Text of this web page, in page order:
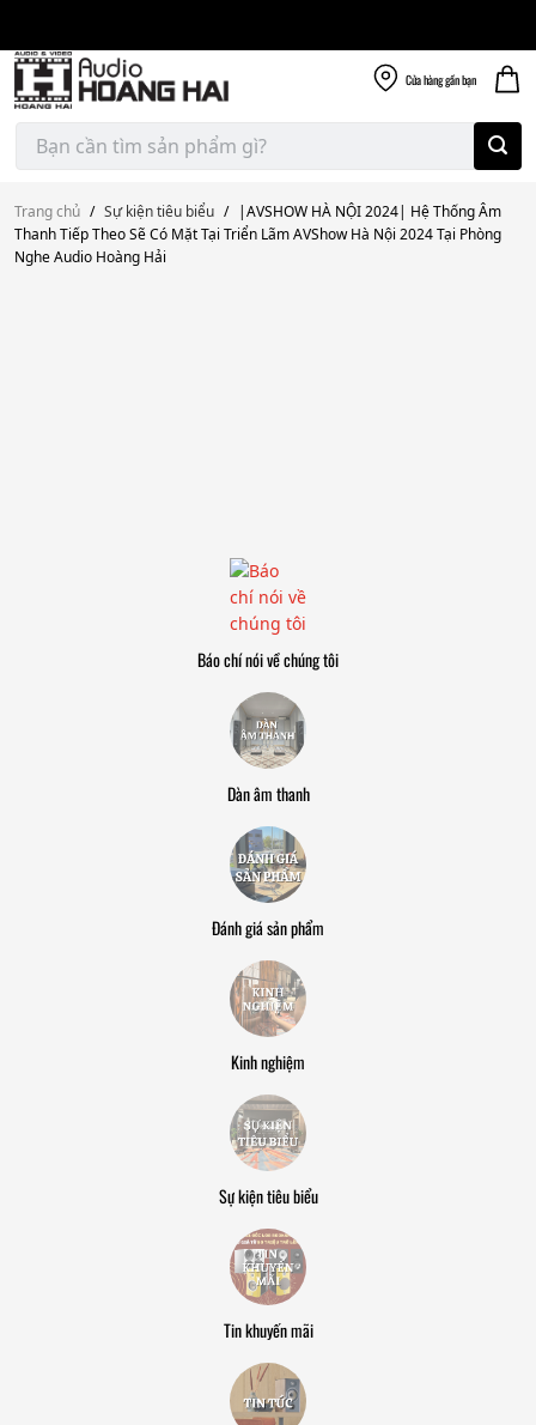
content
Cửa hànggần bạn
Tìm
kiếm:
Trang chủ / Sự kiện tiêu biểu / |AVSHOW HÀ NỘI 2024| Hệ Thống Âm
Thanh Tiếp Theo Sẽ Có Mặt Tại Triển Lãm AVShow Hà Nội 2024 Tại Phòng
Nghe Audio Hoàng Hải
Báo chí nói về chúng tôi
Dàn âm thanh
Đánh giá sản phẩm
Kinh nghiệm
Sự kiện tiêu biểu
Tin khuyến mãi